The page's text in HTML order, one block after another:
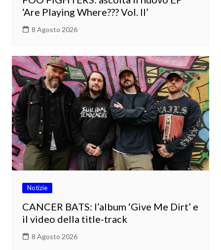
‘Are Playing Where??? Vol. II’
8 Agosto 2026
Notizie
CANCER BATS: l’album ‘Give Me Dirt’ e
il video della title-track
8 Agosto 2026